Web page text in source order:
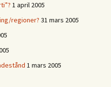
1 april 2005
regioner? 31 mars 2005
1 mars 2005